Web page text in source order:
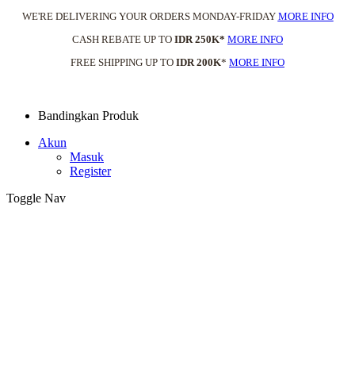
WE'RE DELIVERING YOUR ORDERS MONDAY-FRIDAY MORE INFO
CASH REBATE UP TO IDR 250K* MORE INFO
FREE SHIPPING UP TO IDR 200K* MORE INFO
Bandingkan Produk
Akun
Masuk
Register
Toggle Nav